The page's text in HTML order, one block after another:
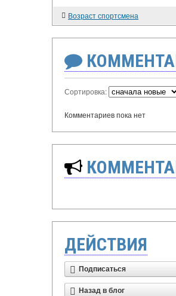
Возраст спортсмена
Сортировка:
Комментариев пока нет
ДЕЙСТВИЯ
Подписаться
Назад в блог